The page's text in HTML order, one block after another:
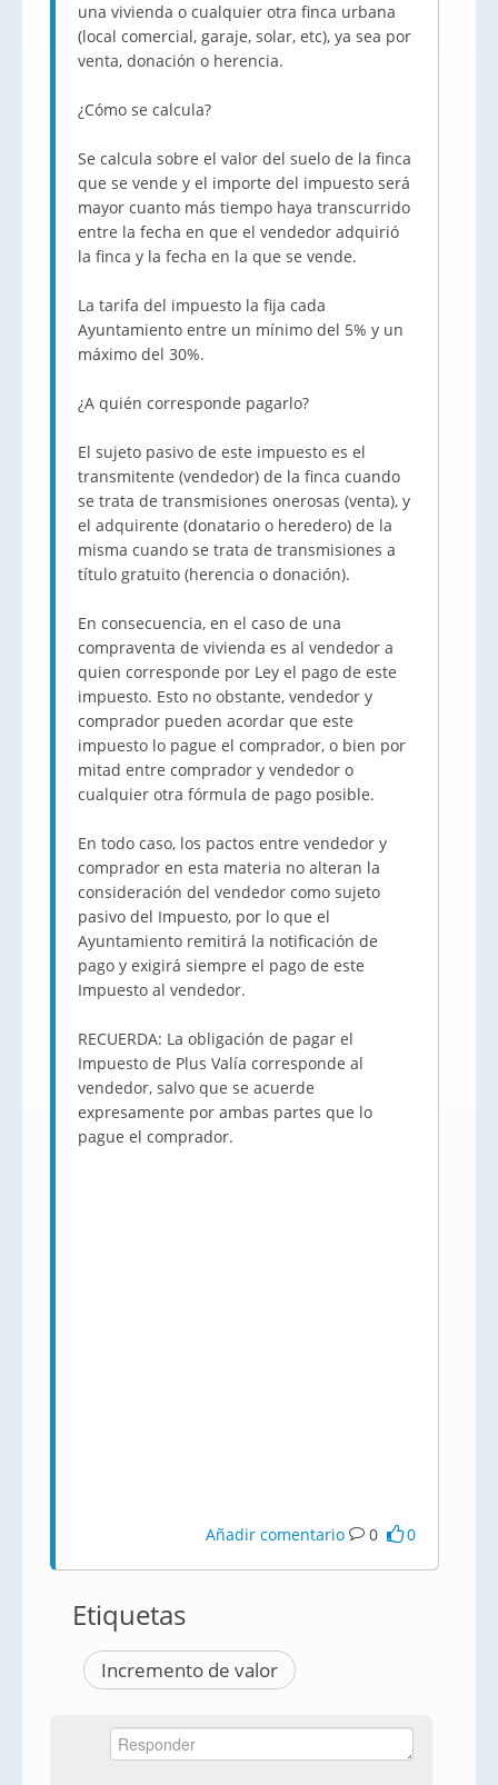
una vivienda o cualquier otra finca urbana
(local comercial, garaje, solar, etc), ya sea por
venta, donación o herencia.
¿Cómo se calcula?
Se calcula sobre el valor del suelo de la finca
que se vende y el importe del impuesto será
mayor cuanto más tiempo haya transcurrido
entre la fecha en que el vendedor adquirió
la finca y la fecha en la que se vende.
La tarifa del impuesto la fija cada
Ayuntamiento entre un mínimo del 5% y un
máximo del 30%.
¿A quién corresponde pagarlo?
El sujeto pasivo de este impuesto es el
transmitente (vendedor) de la finca cuando
se trata de transmisiones onerosas (venta), y
el adquirente (donatario o heredero) de la
misma cuando se trata de transmisiones a
título gratuito (herencia o donación).
En consecuencia, en el caso de una
compraventa de vivienda es al vendedor a
quien corresponde por Ley el pago de este
impuesto. Esto no obstante, vendedor y
comprador pueden acordar que este
impuesto lo pague el comprador, o bien por
mitad entre comprador y vendedor o
cualquier otra fórmula de pago posible.
En todo caso, los pactos entre vendedor y
comprador en esta materia no alteran la
consideración del vendedor como sujeto
pasivo del Impuesto, por lo que el
Ayuntamiento remitirá la notificación de
pago y exigirá siempre el pago de este
Impuesto al vendedor.
RECUERDA: La obligación de pagar el
Impuesto de Plus Valía corresponde al
vendedor, salvo que se acuerde
expresamente por ambas partes que lo
pague el comprador.
Añadir comentario 0 0
Etiquetas
Incremento de valor